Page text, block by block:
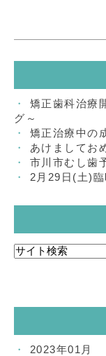
矯正歯科治療
グ～
矯正治療中の
あけましてお
市川市むし歯
2月29日(土)
2023年01月